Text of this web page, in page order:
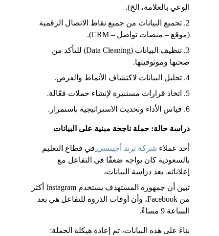
الوعي بالعلامة، الخ).
2. تجميع البيانات من جميع نقاط الاتصال الرقمية
(موقع – منصات تواصل – CRM).
3. تنظيف البيانات (Data Cleaning) للتأكد من
صحتها وموثوقيتها.
4. تحليل البيانات لاكتشاف الأنماط والفرص.
5. اتخاذ قرارات مستنيرة لإنشاء حملات فعّالة.
6. قياس الأداء وتحديث الاستراتيجية باستمرار.
دراسة حالة: حملة ناجحة مبنية على البيانات
أحد عملاء شركة ترند أجينسي في قطاع التعليم
بالسعودية كان يواجه ضعفًا في التفاعل مع
إعلاناته. بعد دراسة البيانات،
تبين أن جمهوره المستهدف يستخدم Instagram أكثر
من Facebook، وأن أوقات الذروة للتفاعل هي بعد
الساعة 9 مساءً.
بناءً على هذه البيانات، تم إعادة هيكلة الحملة: